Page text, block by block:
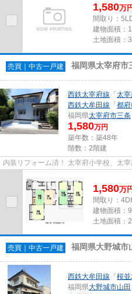
1,580万
間取り：
建物面積：
土地面積：
売買｜中古一戸建 福岡県太宰府市
西鉄太宰府線 「 太
西鉄大牟田線 「 都
福岡県太宰府市三条
1,580万円
築年数：築48年
階数：2階建
内装リフォーム済！ 太宰府小学校、太宰
1,580万
間取り：
建物面積：
土地面積：
売買｜中古一戸建 福岡県大野城市
西鉄大牟田線 「 桜
福岡県大野城市山田